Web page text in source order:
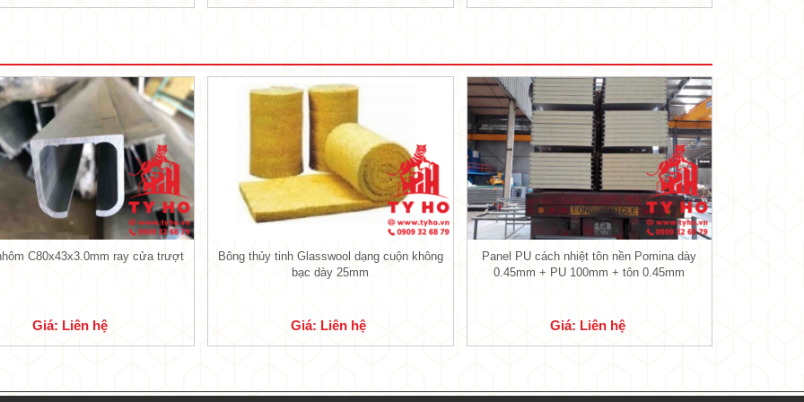
nhiệt này có đặc tính đàn hồi cao, chống oxi hoá tốt có khả năng kết dính với các vật
nhất vô cùng chắc chắn.
PU Phương Nam 3 lớp (lớp giấy bạc)
ánh bạc sang trọng kèm theo hoa văn có thể chống lại bức xạ nhiệt từ bên ngoài.
thấu nhiệt từ bên trên mái nhà xuống khá tốt, giúp cho cấu tạo củatôn cách nhiệt
+ PU + giấy bạcmang đến sự hoàn hảo cao, được cả chủ đầu tư lựa chọn sử dụng
Loại
vật liệu
(mm)
Tỷ trọng
(kg/m3)
1 0.40 Theo màu tôn
C80x43x3.0mm ray cửa trượt
Giá: Liên hệ
Bông thủy tinh Glasswool dạng cuộn không
bạc dày 25mm
Giá: Liên hệ
Panel PU cách nhiệt tôn nền Pomina dày
0.45mm + PU 100mm + tôn 0.45mm
Giá: Liên hệ